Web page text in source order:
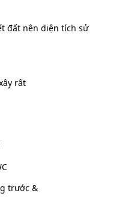
đất nên diện tích sử
rất
trước &